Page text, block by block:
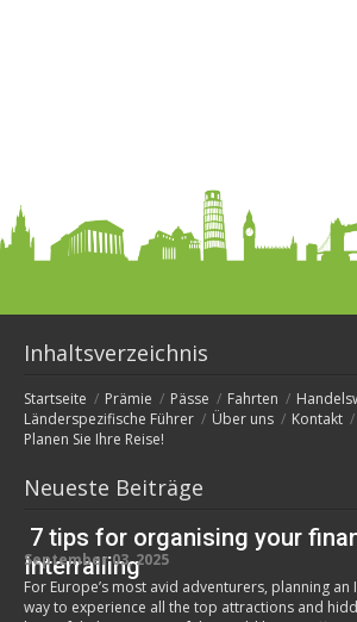
Inhaltsverzeichnis
Startseite Prämie Pässe Fahrten
Länderspezifische Führer
Über uns Kontakt
Planen Sie Ihre Reise!
Neueste Beiträge
7 tips for organising your
Interrailing
September 03, 2025
For Europe’s most avid adventurers, planning
way to experience all the top attractions and